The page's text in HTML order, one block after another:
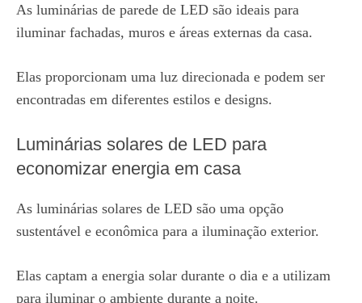
As luminárias de parede de LED são ideais para
iluminar fachadas, muros e áreas externas da casa.
Elas proporcionam uma luz direcionada e podem ser
encontradas em diferentes estilos e designs.
Luminárias solares de LED para
economizar energia em casa
As luminárias solares de LED são uma opção
sustentável e econômica para a iluminação exterior.
Elas captam a energia solar durante o dia e a utilizam
para iluminar o ambiente durante a noite.